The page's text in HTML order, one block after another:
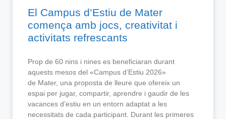
El Campus d’Estiu de Mater
comença amb jocs, creativitat i
activitats refrescants
Prop de 60 nins i nines es beneficiaran durant
aquests mesos del «Campus d’Estiu 2026»
de Mater, una proposta de lleure que ofereix un
espai per jugar, compartir, aprendre i gaudir de les
vacances d’estiu en un entorn adaptat a les
necessitats de cada participant. Durant les primeres